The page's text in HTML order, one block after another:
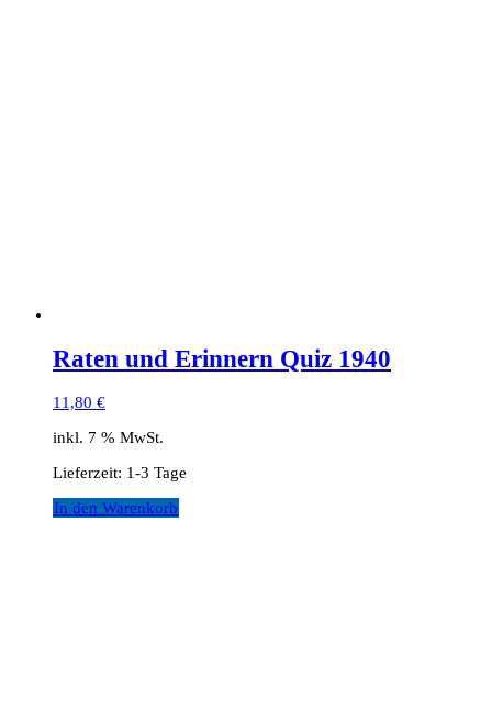
Raten und Erinnern Quiz 1940
11,80 €
inkl. 7 % MwSt.
Lieferzeit: 1-3 Tage
In den Warenkorb